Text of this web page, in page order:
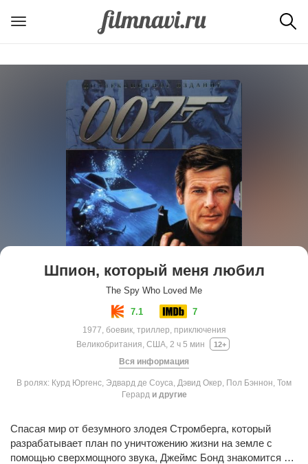
Шпион, который меня любил
The Spy Who Loved Me
7.1 7
1977, боевик, триллер, приключения
Великобритания, США, 2 ч 5 мин
12+
Вся информация
В ролях: Курд Юргенс, Эдвард де Соуса, Дэвид Окер, Пол Бэннон, Том
Герард и другие
Спасая мир от безумного злодея Стромберга, который
разрабатывает план по уничтожению жизни на земле с
помощью сверхмощного звука, Джеймс Бонд знакомится с